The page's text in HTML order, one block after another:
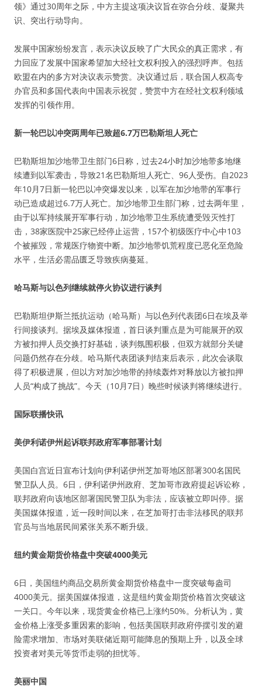
领》通过30周年之际，中方主提这项决议旨在弥合分歧、凝聚共
识、突出行动导向。
发展中国家纷纷发言，表示决议反映了广大民众的真正需求，有
力回应了发展中国家希望加大经社文权利投入的强烈呼声。包括
欧盟在内的多方对决议表示赞赏。决议通过后，联合国人权高专
办官员和多国代表向中国表示祝贺，赞赏中方在经社文权利领域
发挥的引领作用。
新一轮巴以冲突两周年已致超6.7万巴勒斯坦人死亡
巴勒斯坦加沙地带卫生部门6日称，过去24小时加沙地带多地继
续遭到以军袭击，导致21名巴勒斯坦人死亡、96人受伤。自2023
年10月7日新一轮巴以冲突爆发以来，以军在加沙地带的军事行
动已造成超过6.7万人死亡。加沙地带卫生部门称，过去两年里，
由于以军持续展开军事行动，加沙地带卫生系统遭受毁灭性打
击，38家医院中25家已经停止运营，157个初级医疗中心中103
个被摧毁，常规医疗物资中断。加沙地带饥荒程度已恶化至危险
水平，生活必需品匮乏导致疾病蔓延。
哈马斯与以色列继续就停火协议进行谈判
巴勒斯坦伊斯兰抵抗运动（哈马斯）与以色列代表团6日在埃及举
行间接谈判。据埃及媒体报道，首日谈判重点是为可能展开的双
方被扣押人员交换打好基础，谈判氛围积极，但双方就部分关键
问题仍然存在分歧。哈马斯代表团谈判结束后表示，此次会谈取
得了积极进展，但以方对加沙地带的持续轰炸对释放以方被扣押
人员“构成了挑战”。今天（10月7日）晚些时候谈判将继续进行。
国际联播快讯
美伊利诺伊州起诉联邦政府军事部署计划
美国白宫近日宣布计划向伊利诺伊州芝加哥地区部署300名国民
警卫队人员。6日，伊利诺伊州政府、芝加哥市政府提起诉讼称，
联邦政府向该地区部署国民警卫队为非法，应该被立即叫停。据
美国媒体报道，近一段时间以来，在芝加哥打击非法移民的联邦
官员与当地居民间紧张关系不断升级。
纽约黄金期货价格盘中突破4000美元
6日，美国纽约商品交易所黄金期货价格盘中一度突破每盎司
4000美元。据美国媒体报道，这是纽约黄金期货价格首次突破这
一关口。今年以来，现货黄金价格已上涨约50%。分析认为，黄
金价格上涨受多重因素的影响，包括美国联邦政府停摆引发的避
险需求增加、市场对美联储近期可能降息的预期上升，以及全球
投资者对美元等货币走弱的担忧等。
美丽中国